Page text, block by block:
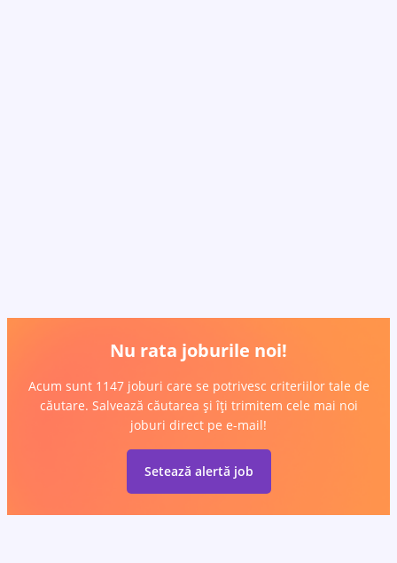
Nu rata joburile noi!
Acum sunt 1147 joburi care se potrivesc criteriilor tale de
căutare. Salvează căutarea și îți trimitem cele mai noi
joburi direct pe e-mail!
Setează alertă job